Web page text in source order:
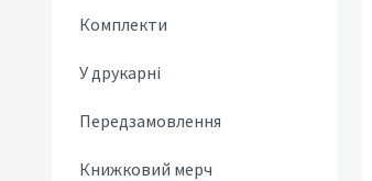
Комплекти
У друкарні
Передзамовлення
Книжковий мерч